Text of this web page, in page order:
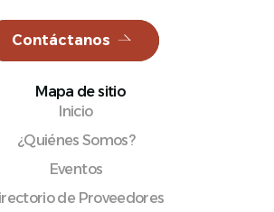
Contáctanos
Mapa de sitio
Inicio
¿Quiénes Somos?
Eventos
de Proveedores